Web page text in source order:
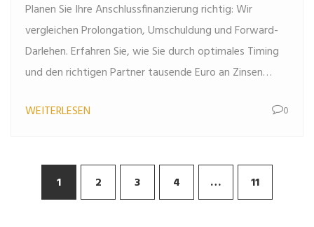
Planen Sie Ihre Anschlussfinanzierung richtig: Wir
vergleichen Prolongation, Umschuldung und Forward-
Darlehen. Erfahren Sie, wie Sie durch optimales Timing
und den richtigen Partner tausende Euro an Zinsen
WEITERLESEN
0
1 2 3 4 … 11